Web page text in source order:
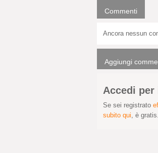
Commenti
Ancora nessun
Aggiungi
Accedi per
Se sei registrato
subito qui, è gratis.